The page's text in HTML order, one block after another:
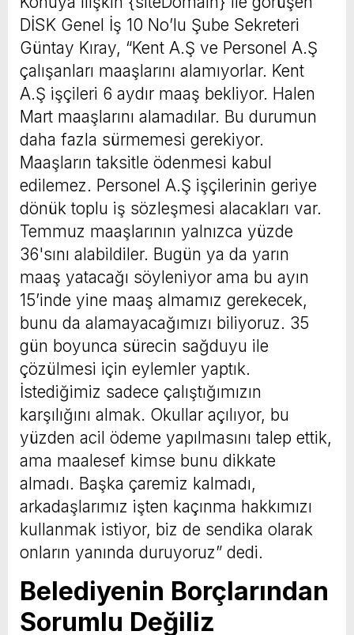
DİSK Genel İş 10 No’lu Şube Sekreteri
Güntay Kıray, “Kent A.Ş ve Personel A.Ş
çalışanları maaşlarını alamıyorlar. Kent
A.Ş işçileri 6 aydır maaş bekliyor. Halen
Mart maaşlarını alamadılar. Bu durumun
daha fazla sürmemesi gerekiyor.
Maaşların taksitle ödenmesi kabul
edilemez. Personel A.Ş işçilerinin geriye
dönük toplu iş sözleşmesi alacakları var.
Temmuz maaşlarının yalnızca yüzde
36'sını alabildiler. Bugün ya da yarın
maaş yatacağı söyleniyor ama bu ayın
15’inde yine maaş almamız gerekecek,
bunu da alamayacağımızı biliyoruz. 35
gün boyunca sürecin sağduyu ile
çözülmesi için eylemler yaptık.
İstediğimiz sadece çalıştığımızın
karşılığını almak. Okullar açılıyor, bu
yüzden acil ödeme yapılmasını talep ettik,
ama maalesef kimse bunu dikkate
almadı. Başka çaremiz kalmadı,
arkadaşlarımız işten kaçınma hakkımızı
kullanmak istiyor, biz de sendika olarak
onların yanında duruyoruz” dedi.
Belediyenin Borçlarından
Sorumlu Değiliz